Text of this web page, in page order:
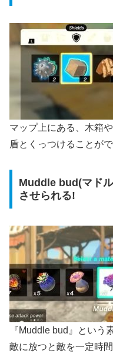
マップ上にある、木箱
盾とくっつけることがで
Muddle bud(マド
させられる!
『Muddle bud』という
敵に放つと敵を一定時